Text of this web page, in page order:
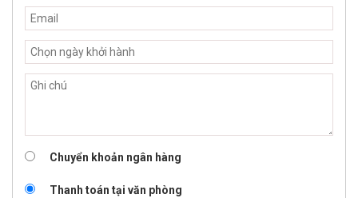
Chuyển khoản ngân hàng
Thanh toán tại văn phòng